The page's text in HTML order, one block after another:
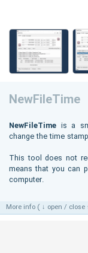
NewFileTime
NewFileTime is a
change the time
This tool does not
means that you can
computer.
More info ( ↓ open / close